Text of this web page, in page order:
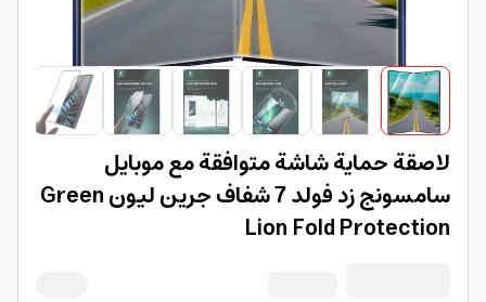
لاصقة حماية شاشة متوافقة مع موبايل
سامسونج زد فولد 7 شفاف جرين ليون Green
Lion Fold Protection